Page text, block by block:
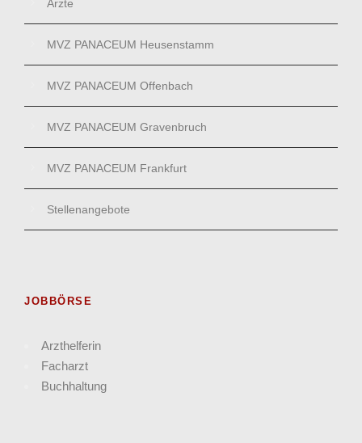
Ärzte
MVZ PANACEUM Heusenstamm
MVZ PANACEUM Offenbach
MVZ PANACEUM Gravenbruch
MVZ PANACEUM Frankfurt
Stellenangebote
JOBBÖRSE
Arzthelferin
Facharzt
Buchhaltung